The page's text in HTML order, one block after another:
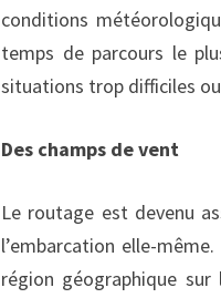
conditions
temps de parcours le
situations trop difficiles
Des champs de vent
Le routage est devenu
l’embarcation elle-
région géographique